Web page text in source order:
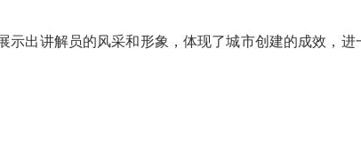
出讲解员的风采和形象，体现了城市创建的成效，进